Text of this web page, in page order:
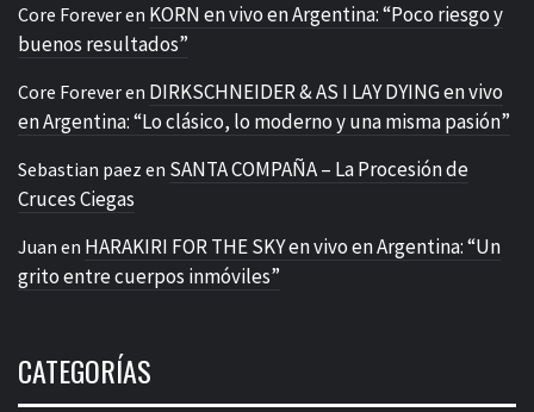
Core Foreveren KORN en vivo en Argentina: “Poco riesgo y
buenos resultados”
Core Foreveren DIRKSCHNEIDER & AS I LAY DYING en vivo
en Argentina: “Lo clásico, lo moderno y una misma pasión”
Sebastian paez en SANTA COMPAÑA – La Procesión de
Cruces Ciegas
Juan en HARAKIRI FOR THE SKY en vivo en Argentina: “Un
grito entre cuerpos inmóviles”
CATEGORÍAS